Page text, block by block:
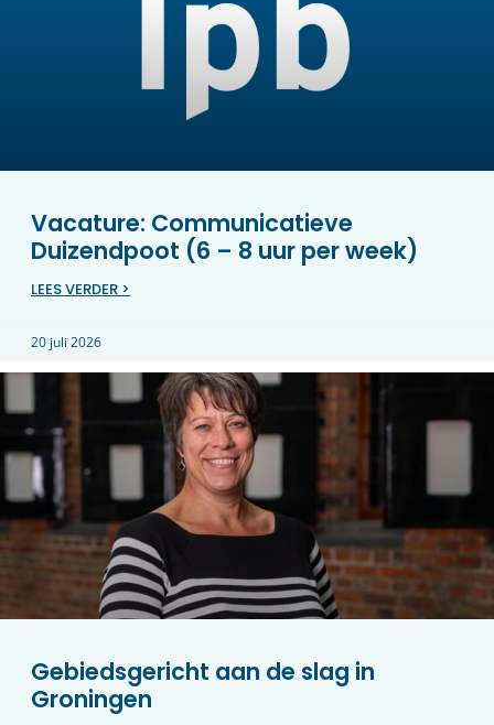
Vacature: Communicatieve
Duizendpoot (6 – 8 uur per week)
LEES VERDER >
20 juli 2026
Gebiedsgericht aan de slag in
Groningen